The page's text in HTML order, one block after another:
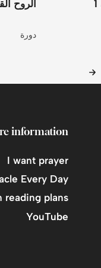
الروح
دورة
information
I want prayer
Every Day
reading plans
YouTube